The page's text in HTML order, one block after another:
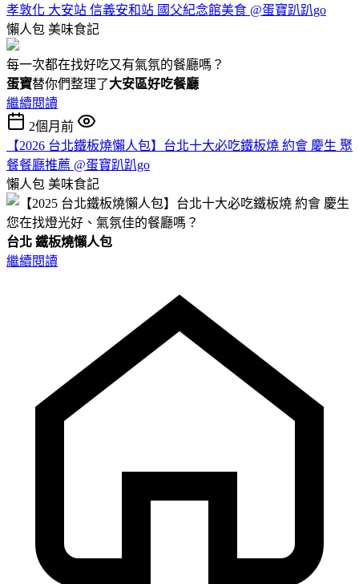
孝敦化 大安站 信義安和站 國父紀念館美食 @蛋寶趴趴go
懶人包 美味食記
每一次都在找好吃又有氣氛的餐廳嗎？
蛋寶替你們整理了大安區好吃餐廳
繼續閱讀
2個月前
【2026 台北鐵板燒懶人包】台北十大必吃鐵板燒 約會 慶生 聚
餐餐廳推薦 @蛋寶趴趴go
懶人包 美味食記
您在找燈光好、氣氛佳的餐廳嗎？
台北 鐵板燒懶人包
繼續閱讀